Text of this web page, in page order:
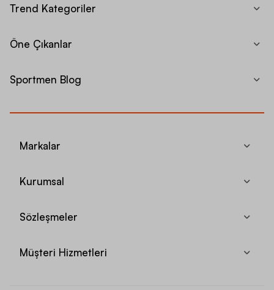
Trend Kategoriler
Öne Çıkanlar
Sportmen Blog
Markalar
Kurumsal
Sözleşmeler
Müşteri Hizmetleri